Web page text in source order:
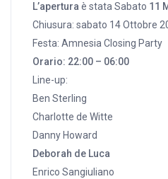
L’apertura è stata Sabato 11
Chiusura: sabato 14 Ottobre
Festa: Amnesia Closing Party
Orario: 22:00 – 06:00
Line-up:
Ben Sterling
Charlotte de Witte
Danny Howard
Deborah de Luca
Enrico Sangiuliano